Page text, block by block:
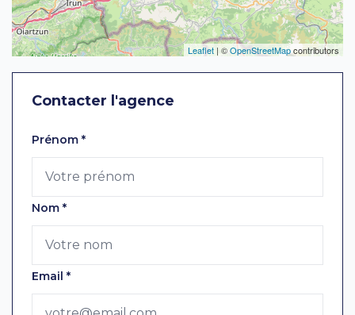
Leaflet | ©OpenStreetMapcontributors
Contacter l'agence
Laissez ce champ vide
Prénom *
Nom *
Email *